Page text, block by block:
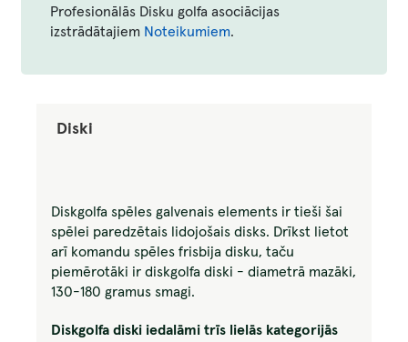
Profesionālās Disku golfa asociācijas
izstrādātajiem Noteikumiem.
Diski
Diskgolfa spēles galvenais elements ir tieši šai
spēlei paredzētais lidojošais disks. Drīkst lietot
arī komandu spēles frisbija disku, taču
piemērotāki ir diskgolfa diski - diametrā mazāki,
130-180 gramus smagi.
Diskgolfa diski iedalāmi trīs lielās kategorijās